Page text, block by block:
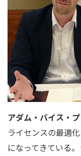
アダム・バイス・
ライセンスの最適
になってきている